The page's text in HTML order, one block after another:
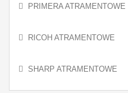
PRIMERA ATRAMENTOWE
RICOH ATRAMENTOWE
SHARP ATRAMENTOWE